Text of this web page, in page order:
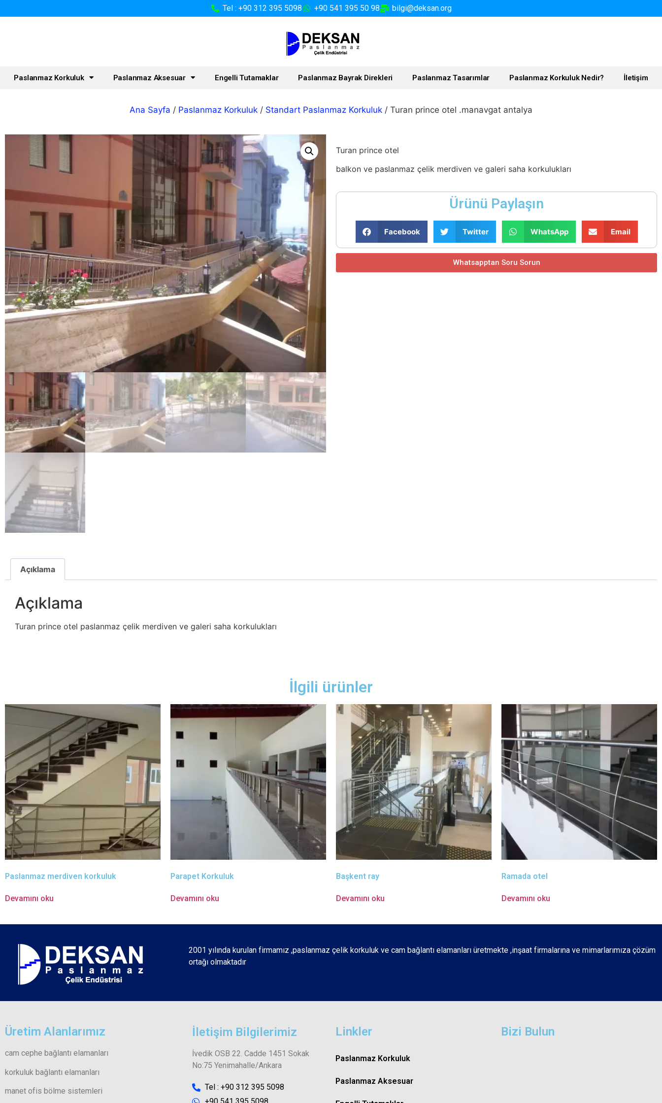
Tel : +90 312 395 5098 +90 541 395 50 98 bilgi@deksan.org
Paslanmaz Korkuluk Paslanmaz Aksesuar Engelli Tutamaklar Paslanmaz Bayrak Direkleri Paslanmaz Tasarımlar Paslanmaz Korkuluk Nedir? İletişim
Ana Sayfa / Paslanmaz Korkuluk / Standart Paslanmaz Korkuluk / Turan prince otel .manavgat antalya
Turan prince otel
balkon ve paslanmaz çelik merdiven ve galeri saha korkulukları
Ürünü Paylaşın
Facebook Twitter WhatsApp Email
Whatsapptan Soru Sorun
Açıklama
Açıklama
Turan prince otel paslanmaz çelik merdiven ve galeri saha korkulukları
İlgili ürünler
Paslanmaz merdiven korkuluk
Devamını oku
Parapet Korkuluk
Devamını oku
Başkent ray
Devamını oku
Ramada otel
Devamını oku
2001 yılında kurulan firmamız ,paslanmaz çelik korkuluk ve cam bağlantı elamanları üretmekte ,inşaat firmalarına ve mimarlarımıza çözüm
ortağı olmaktadır
Üretim Alanlarımız
cam cephe bağlantı elamanları
korkuluk bağlantı elamanları
manet ofis bölme sistemleri
İletişim Bilgilerimiz
İvedik OSB 22. Cadde 1451 Sokak
No:75 Yenimahalle/Ankara
Tel : +90 312 395 5098
Linkler
Paslanmaz Korkuluk
Paslanmaz Aksesuar
Bizi Bulun